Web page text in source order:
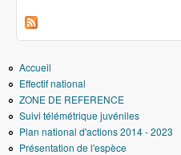
Accueil
Effectif national
ZONE DE REFERENCE
Suivi télémétrique juvéniles
Plan national d'actions 2014 - 2023
Présentation de l'espèce